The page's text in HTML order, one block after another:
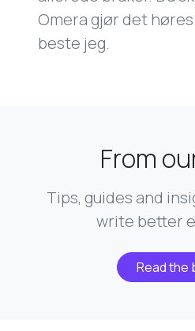
Omera gjør det
beste jeg.
From
Tips, guides and
write better
Read the